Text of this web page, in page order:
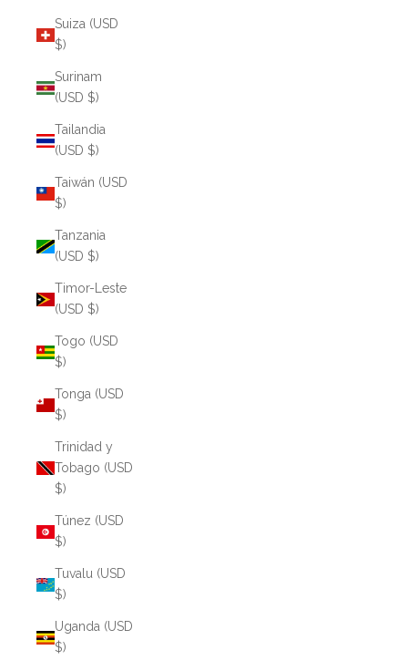
Suiza (USD
$)
Surinam
(USD $)
Tailandia
(USD $)
Taiwán (USD
$)
Tanzania
(USD $)
Timor-Leste
(USD $)
Togo (USD
$)
Tonga (USD
$)
Trinidad y
Tobago (USD
$)
Túnez (USD
$)
Tuvalu (USD
$)
Uganda (USD
$)